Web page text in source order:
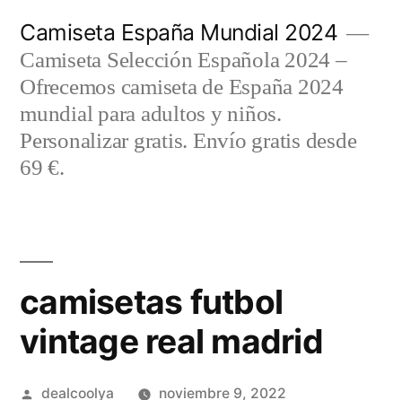
contenido
Camiseta España Mundial 2024
Camiseta Selección Española 2024 –
Ofrecemos camiseta de España 2024
mundial para adultos y niños.
Personalizar gratis. Envío gratis desde
69 €.
camisetas futbol
vintage real madrid
Publicado
dealcoolya noviembre 9, 2022